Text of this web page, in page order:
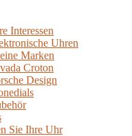
Interessen
Uhren
Marken
Croton
Design
Sie Ihre Uhr